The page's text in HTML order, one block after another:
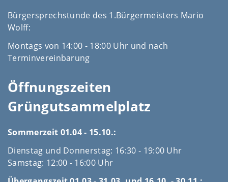
Bürgersprechstunde des 1.Bürgermeisters Mario
Wolff:
Montags von 14:00 - 18:00 Uhr und nach
Terminvereinbarung
Öffnungszeiten
Grüngutsammelplatz
Sommerzeit 01.04 - 15.10.:
Dienstag und Donnerstag: 16:30 - 19:00 Uhr
Samstag: 12:00 - 16:00 Uhr